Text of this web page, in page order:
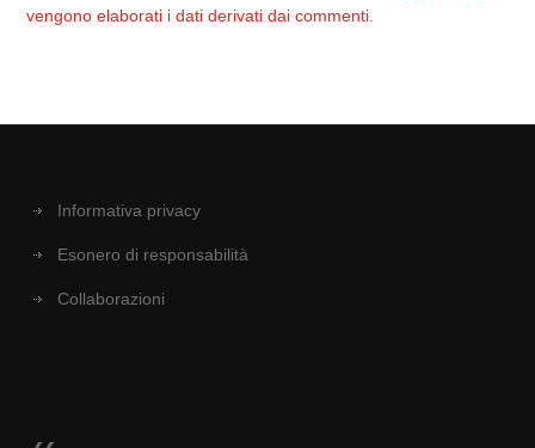
vengono elaborati i dati derivati dai commenti
Informativa privacy
Esonero di responsabilità
Collaborazioni